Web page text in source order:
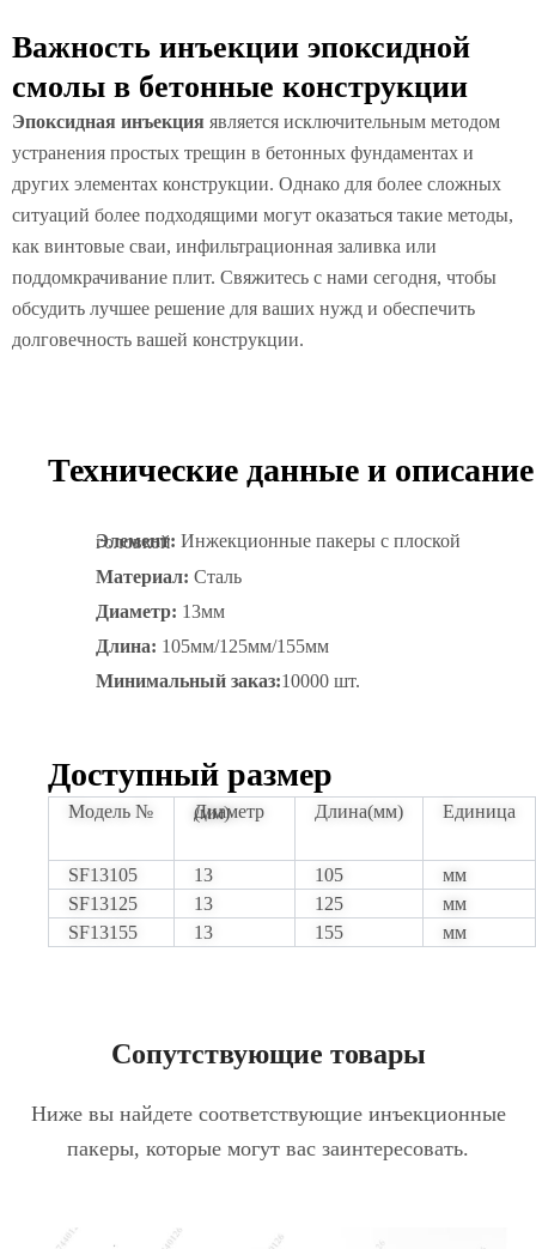
Важность инъекции эпоксидной
смолы в бетонные конструкции
Эпоксидная инъекция является исключительным методом
устранения простых трещин в бетонных фундаментах и
других элементах конструкции. Однако для более сложных
ситуаций более подходящими могут оказаться такие методы,
как винтовые сваи, инфильтрационная заливка или
поддомкрачивание плит. Свяжитесь с нами сегодня, чтобы
обсудить лучшее решение для ваших нужд и обеспечить
долговечность вашей конструкции.
Технические данные и описание
Элемент:
Инжекционные пакеры с плоской головкой
Материал: Сталь
Диаметр: 13мм
Длина: 105мм/125мм/155мм
Минимальный заказ:10000 шт.
Доступный размер
Модель № Диаметр (мм) Длина(мм) Единица
SF13105 13 105
мм
SF13125
13 125
мм
SF13155
13 155 мм
Сопутствующие товары
Ниже вы найдете соответствующие инъекционные
пакеры, которые могут вас заинтересовать.